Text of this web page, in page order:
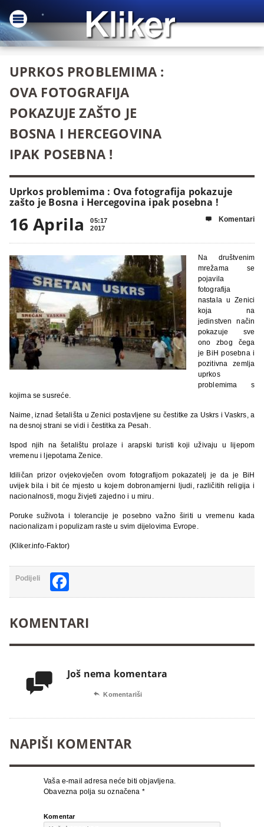
UPRKOS PROBLEMIMA :
OVA FOTOGRAFIJA
POKAZUJE ZAŠTO JE
BOSNA I HERCEGOVINA
IPAK POSEBNA !
Uprkos problemima : Ova fotografija pokazuje
zašto je Bosna i Hercegovina ipak posebna !
16 Aprila
05:17
2017
 Komentari
Na društvenim
mrežama se
pojavila
fotografija
nastala u Zenici
koja na
jedinstven način
pokazuje sve
ono zbog čega
je BiH posebna i
pozitivna zemlja
uprkos
problemima s
kojima se susreće.
Naime, iznad šetališta u Zenici postavljene su čestitke za Uskrs i Vaskrs, a
na desnoj strani se vidi i čestitka za Pesah.
Ispod njih na šetalištu prolaze i arapski turisti koji uživaju u lijepom
vremenu i ljepotama Zenice.
Idiličan prizor ovjekovječen ovom fotografijom pokazatelj je da je BiH
uvijek bila i bit će mjesto u kojem dobronamjerni ljudi, različitih religija i
nacionalnosti, mogu živjeti zajedno i u miru.
Poruke suživota i tolerancije je posebno važno širiti u vremenu kada
nacionalizam i populizam raste u svim dijelovima Evrope.
(Kliker.info-Faktor)
Podijeli
KOMENTARI
 Još nema komentara
 Komentariši
NAPIŠI KOMENTAR
Vaša e-mail adresa neće biti objavljena.
Obavezna polja su označena *
Komentar